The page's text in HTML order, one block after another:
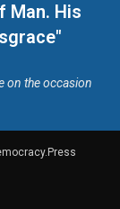
Man. His
on the occasion